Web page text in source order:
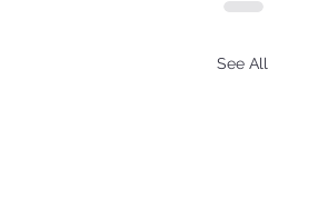
See All